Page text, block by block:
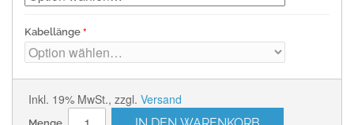
Kabellänge
Inkl. 19% MwSt., zzgl. Versand